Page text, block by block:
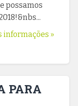
possamos
informações »
PARA